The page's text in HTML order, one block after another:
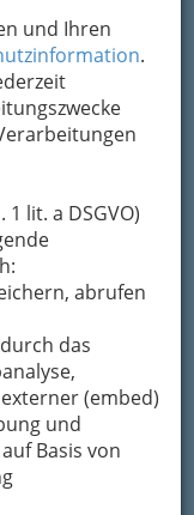
und Ihren
.
lit. a DSGVO)
abrufen
das
(embed)
und
Basis von
Mails zu
Stelle zur
sicheres
an das
Express